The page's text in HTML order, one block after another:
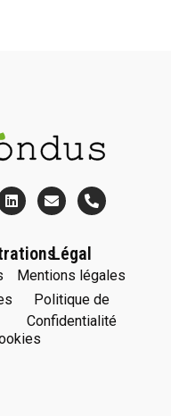
Légal
Mentions légales
Politique de
Confidentialité